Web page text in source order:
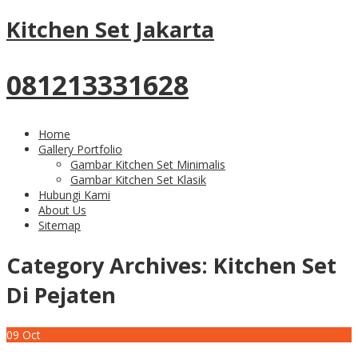
Kitchen Set Jakarta
081213331628
Home
Gallery Portfolio
Gambar Kitchen Set Minimalis
Gambar Kitchen Set Klasik
Hubungi Kami
About Us
Sitemap
Category Archives: Kitchen Set
Di Pejaten
09 Oct